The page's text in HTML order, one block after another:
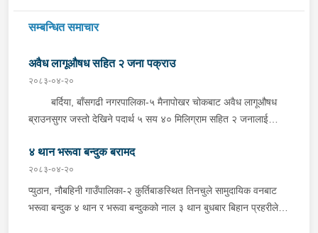
सम्बन्धित समाचार
अवैध लागूऔषध सहित २ जना पक्राउ
२०८३-०४-२०
बर्दिया, बाँसगढी नगरपालिका-५ मैनापोखर चोकबाट अवैध लागूऔषध
ब्राउनसुगर जस्तो देखिने पदार्थ ५ सय ४० मिलिग्राम सहित २ जनालाई
नगरपालिका-६ बस्ने २४ वर्षीय किरण नेपाली र ३६ वर्षीय सतिराम थारू रहेका
छन् । इलाका प्रहरी कार्यालय मोतिपुरबाट खटिएको प्रहरीले दमौलीबाट
बासगढीतर्फ आउँदै गरेको भे.५ प २०३९ नम्बरको मोटरसाइकलमा सवार
उनीहरूलाई उक्त पदार्थ सहित पक्राउ गरेको हो ।यस सम्बन्धमा प्रहरीले
४ थान भरूवा बन्दुक बरामद
२०८३-०४-२०
प्युठान, नौबहिनी गाउँपालिका-२ कुर्तिबाङस्थित तिनचुले सामुदायिक वनबाट
भरूवा बन्दुक ४ थान र भरूवा बन्दुकको नाल ३ थान बुधबार बिहान प्रहरीले